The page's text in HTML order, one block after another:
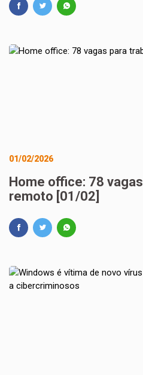
01/02/2026
Home office: 78
remoto [01/02]